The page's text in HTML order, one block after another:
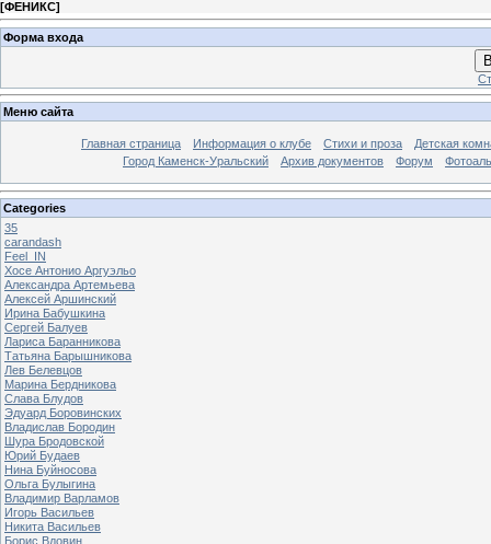
[ФЕНИКС]
Форма входа
Меню сайта
Главная страница Информация о клубе Стихи и проза
Детская
Город Каменск-Уральский
Архив документов Форум
Categories
35
carandash
Feel_IN
Хосе Антонио Аргуэльо
Александра Артемьева
Алексей Аршинский
Ирина Бабушкина
Сергей Балуев
Лариса Баранникова
Татьяна Барышникова
Лев Белевцов
Марина Бердникова
Слава Блудов
Эдуард Боровинских
Владислав Бородин
Шура Бродовской
Юрий Будаев
Нина Буйносова
Ольга Булыгина
Владимир Варламов
Игорь Васильев
Никита Васильев
Борис Вдовин